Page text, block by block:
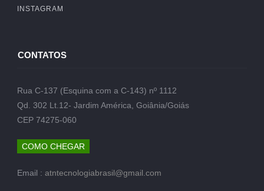
INSTAGRAM
CONTATOS
Rua C-137 (Esquina com a C-143) nº 1112
Qd. 302 Lt.12- Jardim América, Goiânia/Goiás
CEP 74275-060
COMO CHEGAR
Email : atntecnologiabrasil@gmail.com